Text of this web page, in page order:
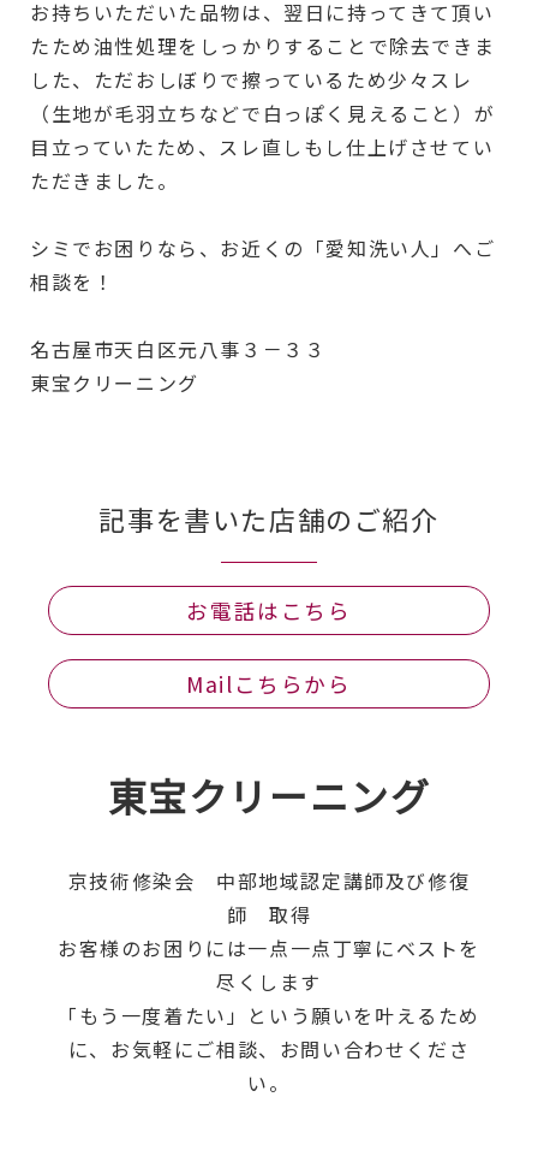
お持ちいただいた品物は、翌日に持ってきて頂い
たため油性処理をしっかりすることで除去できま
した、ただおしぼりで擦っているため少々スレ
（生地が毛羽立ちなどで白っぽく見えること）が
目立っていたため、スレ直しもし仕上げさせてい
ただきました。
シミでお困りなら、お近くの「愛知洗い人」へご
相談を！
名古屋市天白区元八事３－３３
東宝クリーニング
記事を書いた店舗のご紹介
お電話はこちら
Mailこちらから
東宝クリーニング
京技術修染会 中部地域認定講師及び修復
師 取得
お客様のお困りには一点一点丁寧にベストを
尽くします
「もう一度着たい」という願いを叶えるため
に、お気軽にご相談、お問い合わせくださ
い。